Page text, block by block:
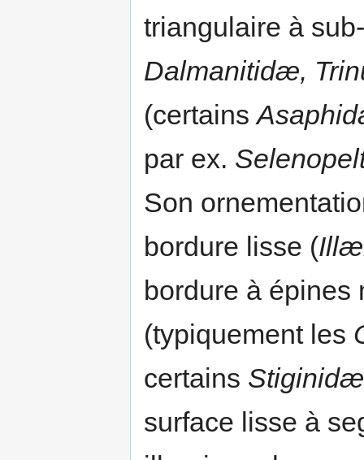
triangulaire à
Dalmanitidæ,
(certains
par ex.
Son
bordure lisse (
bordure à épines
(typiquement les
certains Stiginidæ
surface lisse à